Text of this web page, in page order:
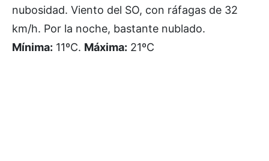
nubosidad. Viento del SO, con ráfagas de 32
km/h. Por la noche, bastante nublado.
Mínima: 11ºC. Máxima: 21ºC